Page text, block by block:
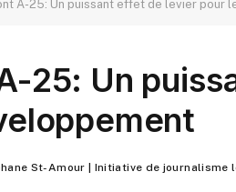
A-25: Un puissant effet de levier pour
25: Un
St-Amour | Initiative de journalisme